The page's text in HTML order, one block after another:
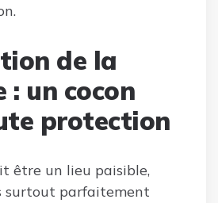
de la
: un cocon
protection
être un lieu paisible,
surtout parfaitement